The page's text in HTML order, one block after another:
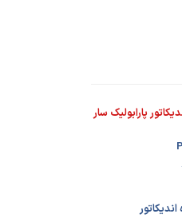
پارابولیک سار